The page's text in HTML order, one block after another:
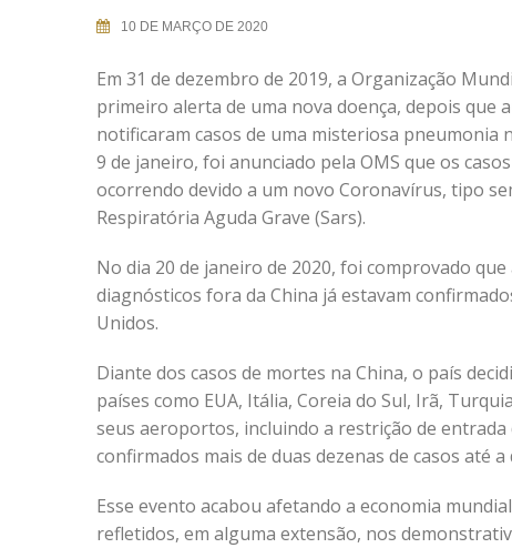
10 DE MARÇO DE 2020
Em 31 de dezembro de 2019, a Organização
primeiro alerta de uma nova doença, depois que
notificaram casos de uma misteriosa pneumonia
9 de janeiro, foi anunciado pela OMS que os
ocorrendo devido a um novo Coronavírus, tipo
Respiratória Aguda Grave (Sars).
No dia 20 de janeiro de 2020, foi comprovado
diagnósticos fora da China já estavam
Unidos.
Diante dos casos de mortes na China, o país
países como EUA, Itália, Coreia do Sul, Irã,
seus aeroportos, incluindo a restrição de
confirmados mais de duas dezenas de casos até
Esse evento acabou afetando a economia
refletidos, em alguma extensão, nos